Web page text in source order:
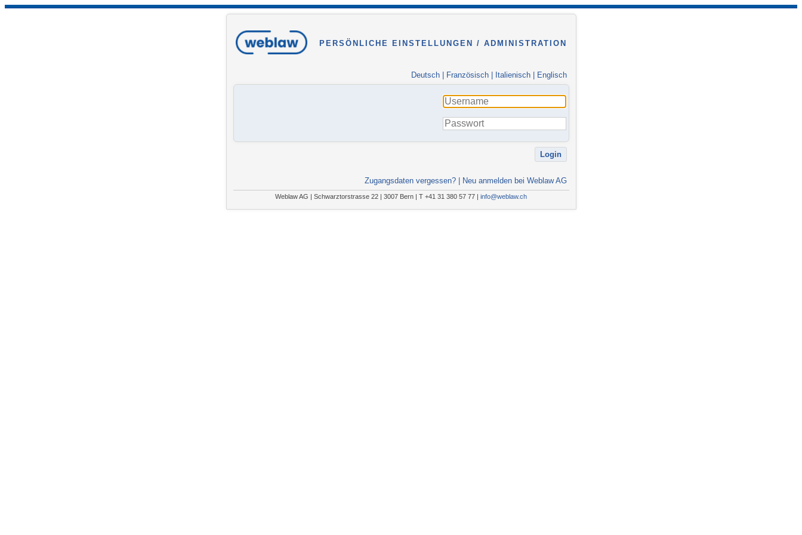
PERSÖNLICHE EINSTELLUNGEN / ADMINISTRATION
Deutsch| Französisch| Italienisch| Englisch
Zugangsdaten vergessen?| Neu anmelden bei Weblaw AG
Weblaw AG | Schwarztorstrasse 22 | 3007 Bern | T +41 31 380 57 77 | info@weblaw.ch